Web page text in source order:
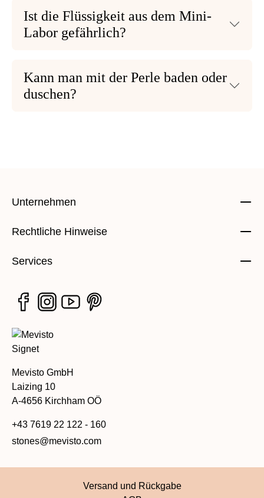
Ist die Flüssigkeit aus dem Mini-
Labor gefährlich?
Kann man mit der Perle baden oder
duschen?
Unternehmen
Rechtliche Hinweise
Services
Mevisto GmbH
Laizing 10
A-4656 Kirchham OÖ
+43 7619 22 122 - 160
stones@mevisto.com
Versand und Rückgabe